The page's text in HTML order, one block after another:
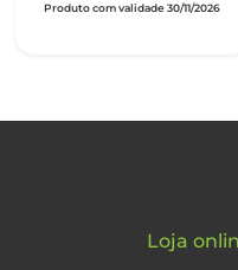
Produto com validade 30/11/2026
Loja